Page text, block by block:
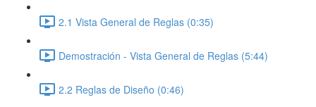
2.1 Vista General de Reglas (0:35)
Demostración - Vista General de Reglas (5:44)
2.2 Reglas de Diseño (0:46)